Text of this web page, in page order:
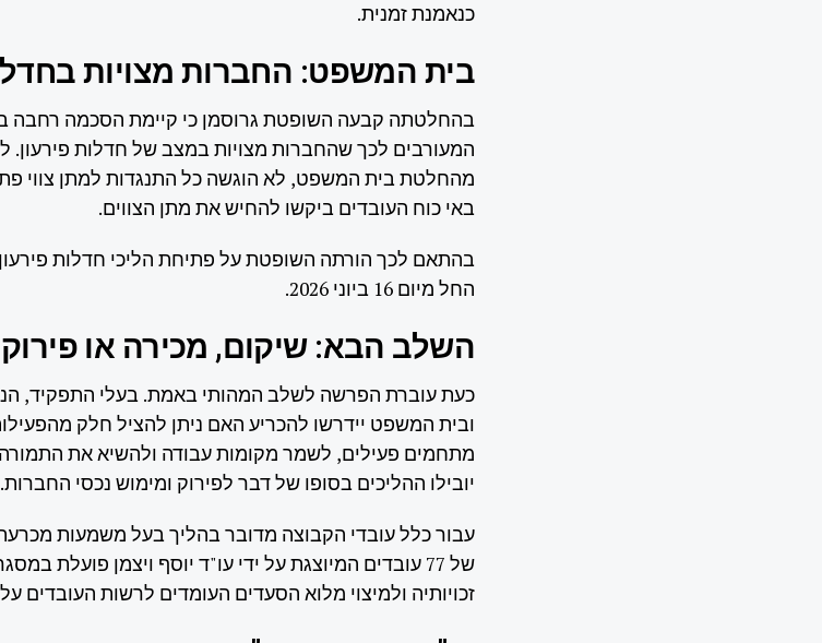
כנאמנת זמנית.
בית המשפט: החברות מצויות
בהחלטתה קבעה השופטת גרוסמן כי קיימת הסכמה רחבה
המעורבים לכך שהחברות מצויות במצב של חדלות פירעון.
מהחלטת בית המשפט, לא הוגשה כל התנגדות למתן צווי
באי כוח העובדים ביקשו להחיש את מתן הצווים.
בהתאם לכך הורתה השופטת על פתיחת הליכי חדלות
החל מיום 16 ביוני 2026.
השלב הבא: שיקום, מכירה או פירוק
כעת עוברת הפרשה לשלב המהותי באמת. בעלי התפקיד,
ובית המשפט יידרשו להכריע האם ניתן להציל חלק
מתחמים פעילים, לשמר מקומות עבודה ולהשיא את
יובילו ההליכים בסופו של דבר לפירוק ומימוש נכסי החברות.
עבור כלל עובדי הקבוצה מדובר בהליך בעל משמעות
של 77 עובדים המיוצגת על ידי עו"ד יוסף ויצמן פועלת
זכויותיה ולמיצוי מלוא הסעדים העומדים לרשות העובדים על